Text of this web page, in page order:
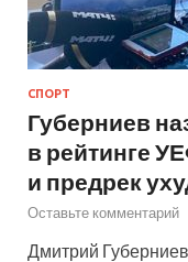
СПОРТ
Губерниев
в рейтинге
и предрек
Оставьте комментарий
Дмитрий